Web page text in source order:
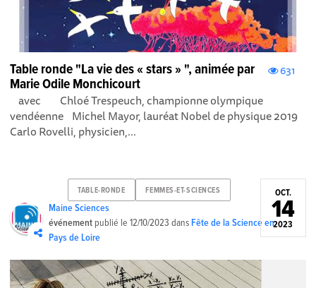
631
Table ronde "La vie des « stars » ", animée par
Marie Odile Monchicourt
avec Chloé Trespeuch, championne olympique
vendéenne Michel Mayor, lauréat Nobel de physique 2019
Carlo Rovelli, physicien,...
TABLE-RONDE FEMMES-ET-SCIENCES
Maine Sciences
événement publié le12/10/2023 dansFête de la Science en
Pays de Loire
OCT.
14
2023